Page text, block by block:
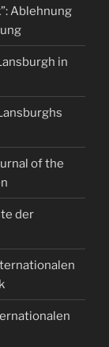
Ablehnung
in
of the
der